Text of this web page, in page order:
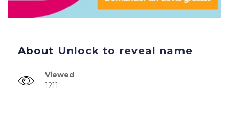
About Unlock to reveal name
Viewed
1211